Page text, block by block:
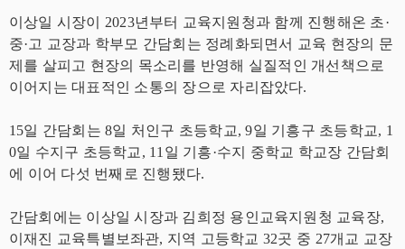
이상일 시장이 2023년부터 교육지원청과 함께 진행해온 초·
중·고 교장과 학부모 간담회는 정례화되면서 교육 현장의 문
제를 살피고 현장의 목소리를 반영해 실질적인 개선책으로
이어지는 대표적인 소통의 장으로 자리잡았다.
15일 간담회는 8일 처인구 초등학교, 9일 기흥구 초등학교, 1
0일 수지구 초등학교, 11일 기흥·수지 중학교 학교장 간담회
에 이어 다섯 번째로 진행됐다.
간담회에는 이상일 시장과 김희정 용인교육지원청 교육장,
이재진 교육특별보좌관, 지역 고등학교 32곳 중 27개교 교장